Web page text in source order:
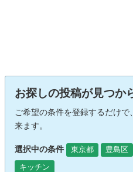
お探しの投稿が見つか
ご希望の条件を登録するだけ
来ます。
選択中の条件 東京都 豊島区
キッチン